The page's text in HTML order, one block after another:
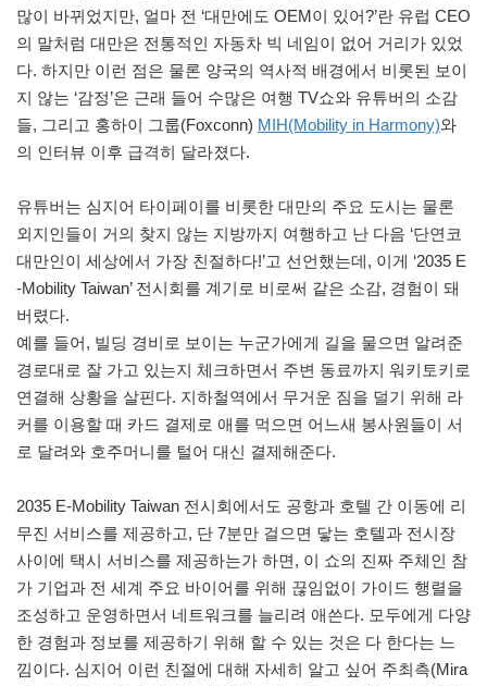
많이 바뀌었지만, 얼마 전 ‘대만에도 OEM이 있어?’란 유럽 CEO
의 말처럼 대만은 전통적인 자동차 빅 네임이 없어 거리가 있었
다. 하지만 이런 점은 물론 양국의 역사적 배경에서 비롯된 보이
지 않는 ‘감정’은 근래 들어 수많은 여행 TV쇼와 유튜버의 소감
들, 그리고 홍하이 그룹(Foxconn) MIH(Mobility in Harmony)와
의 인터뷰 이후 급격히 달라졌다.
유튜버는 심지어 타이페이를 비롯한 대만의 주요 도시는 물론
외지인들이 거의 찾지 않는 지방까지 여행하고 난 다음 ‘단연코
대만인이 세상에서 가장 친절하다!’고 선언했는데, 이게 ‘2035 E
-Mobility Taiwan’ 전시회를 계기로 비로써 같은 소감, 경험이 돼
버렸다.
예를 들어, 빌딩 경비로 보이는 누군가에게 길을 물으면 알려준
경로대로 잘 가고 있는지 체크하면서 주변 동료까지 워키토키로
연결해 상황을 살핀다. 지하철역에서 무거운 짐을 덜기 위해 라
커를 이용할 때 카드 결제로 애를 먹으면 어느새 봉사원들이 서
로 달려와 호주머니를 털어 대신 결제해준다.
2035 E-Mobility Taiwan 전시회에서도 공항과 호텔 간 이동에 리
무진 서비스를 제공하고, 단 7분만 걸으면 닿는 호텔과 전시장
사이에 택시 서비스를 제공하는가 하면, 이 쇼의 진짜 주체인 참
가 기업과 전 세계 주요 바이어를 위해 끊임없이 가이드 행렬을
조성하고 운영하면서 네트워크를 늘리려 애쓴다. 모두에게 다양
한 경험과 정보를 제공하기 위해 할 수 있는 것은 다 한다는 느
낌이다. 심지어 이런 친절에 대해 자세히 알고 싶어 주최측(Mira